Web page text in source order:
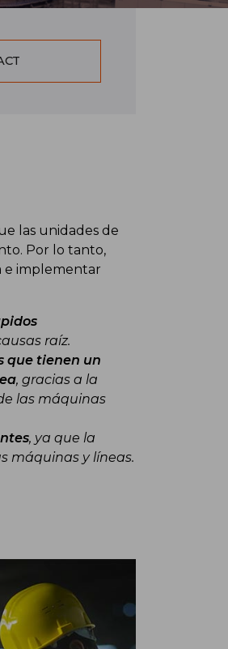
las unidades de
Por lo tanto,
e implementar
raíz.
que tienen un
, gracias a la
las máquinas
, ya que la
máquinas y líneas.